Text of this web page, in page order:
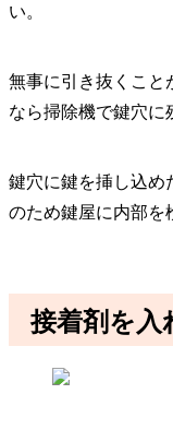
い。
無事に引き抜くこと
なら掃除機で鍵穴に
鍵穴に鍵を挿し込め
のため鍵屋に内部を
接着剤を入